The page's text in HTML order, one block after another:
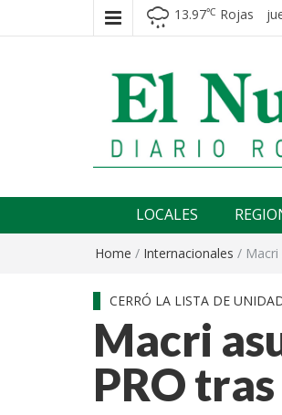
13.97℃ Rojas
El nuevo
LOCALES
Home / Internacionales /
CERRÓ LA LISTA DE
Macri
PRO